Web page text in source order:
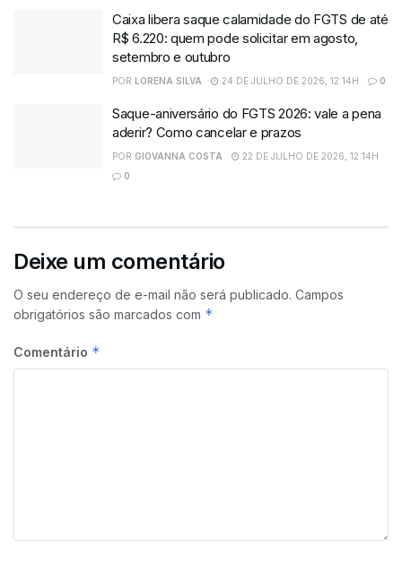
Caixa libera saque calamidade do FGTS de até
R$ 6.220: quem pode solicitar em agosto,
setembro e outubro
POR LORENA SILVA 24 DE JULHO DE 2026, 12:14H 0
Saque-aniversário do FGTS 2026: vale a pena
aderir? Como cancelar e prazos
POR GIOVANNA COSTA
22 DE JULHO DE 2026, 12:14H
0
Deixe um comentário
O seu endereço de e-mail não será publicado. Campos
obrigatórios são marcados com *
Comentário *